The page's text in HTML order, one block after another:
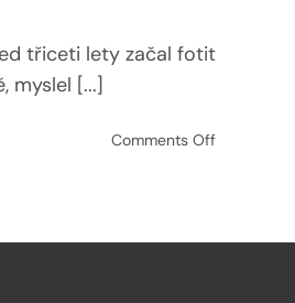
třiceti lety začal fotit
myslel [...]
Comments Offon